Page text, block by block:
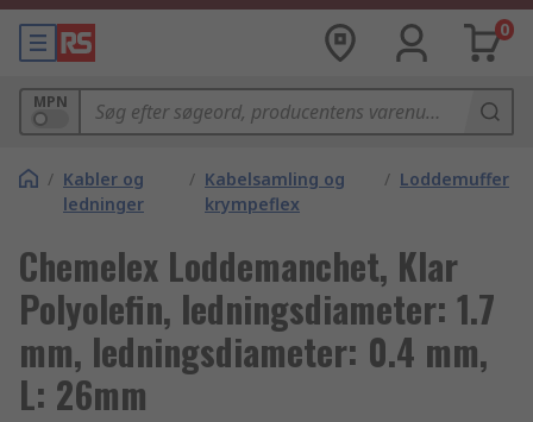
0
MPN
/ Kabler og
ledninger
/ Kabelsamling og
krympeflex
/ Loddemuffer
Chemelex Loddemanchet, Klar
Polyolefin, ledningsdiameter: 1.7
mm, ledningsdiameter: 0.4 mm,
L: 26mm